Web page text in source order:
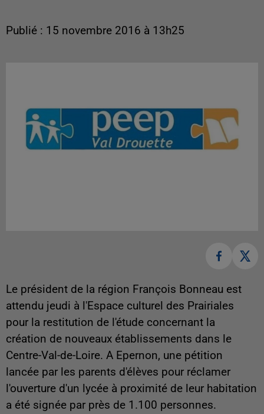
Publié : 15 novembre 2016 à 13h25
Le président de la région François Bonneau est
attendu jeudi à l'Espace culturel des Prairiales
pour la restitution de l'étude concernant la
création de nouveaux établissements dans le
Centre-Val-de-Loire. A Epernon, une pétition
lancée par les parents d'élèves pour réclamer
l'ouverture d'un lycée à proximité de leur habitation
a été signée par près de 1.100 personnes.